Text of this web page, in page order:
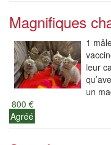
Magnifiques
1
leur
un
800 €
Agréé